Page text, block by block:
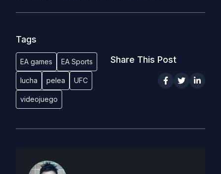
Tags
EA games EA Sports
lucha pelea UFC
videojuego
Share This Post